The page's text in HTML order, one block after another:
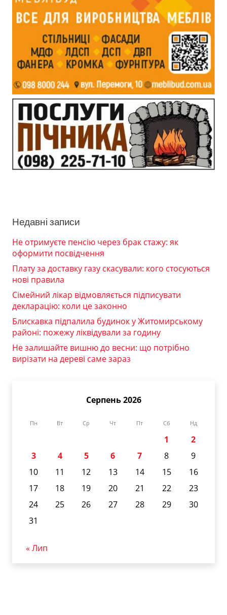
Недавні записи
Не отримуєте пенсію через брак стажу: як
оформити посвідчення
Плату за доставку газу скасували: кого стосуються
нові правила
Сімейний лікар відмовляється підписувати
декларацію: коли це законно
Блискавка підпалила будинок у Житомирському
районі: пожежу ліквідували за годину
Не залишайте вишню до весни: що потрібно
вирізати на дереві саме зараз
Серпень 2026
Пн Вт Ср Чт Пт Сб Нд
1
2
3
4 5 6 7 8
9
10
11 12 13 14 15
16
17
18 19 20 21 22
23
24
25 26 27 28 29
30
31
« Лип